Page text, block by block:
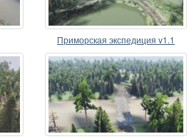
Приморская экспедиция v1.1